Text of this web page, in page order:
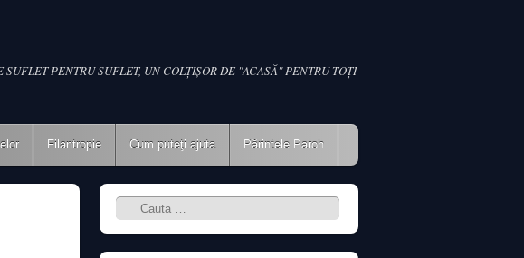
PENTRU SUFLET, UN COLŢIŞOR DE "ACASĂ" PENTRU TOŢI
Filantropie Cum puteţi ajuta Părintele Paroh
Search